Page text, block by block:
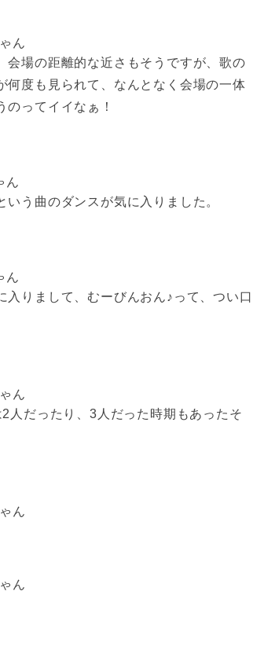
ん
会場の距離的な近さもそうですが、歌の
何度も見られて、なんとなく会場の一体
ってイイなぁ！
ん
う曲のダンスが気に入りました。
ん
りまして、むーびんおん♪って、つい口
ん
人だったり、3人だった時期もあったそ
ん
ん